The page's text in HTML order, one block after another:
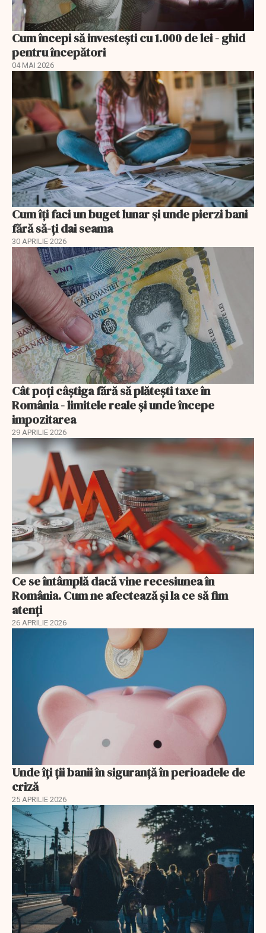
Cum începi să investești cu 1.000 de lei - ghid
pentru începători
04 MAI 2026
Cum îți faci un buget lunar și unde pierzi bani
fără să-ți dai seama
30 APRILIE 2026
Cât poți câștiga fără să plătești taxe în
România - limitele reale și unde începe
impozitarea
29 APRILIE 2026
Ce se întâmplă dacă vine recesiunea în
România. Cum ne afectează și la ce să fim
atenți
26 APRILIE 2026
Unde îți ții banii în siguranță în perioadele de
criză
25 APRILIE 2026